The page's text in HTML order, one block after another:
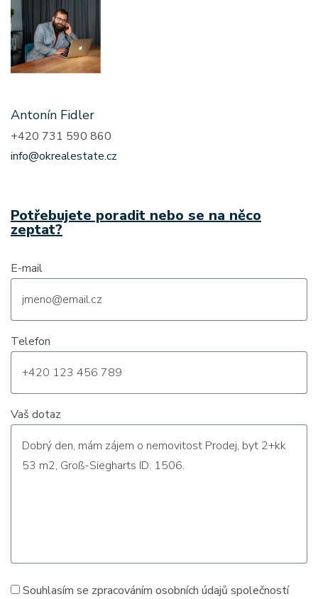
Antonín Fidler
+420 731 590 860
info@okrealestate.cz
Potřebujete poradit nebo se na něco
zeptat?
E-mail
Telefon
Vaš dotaz
Souhlasím se zpracováním osobních údajů společností